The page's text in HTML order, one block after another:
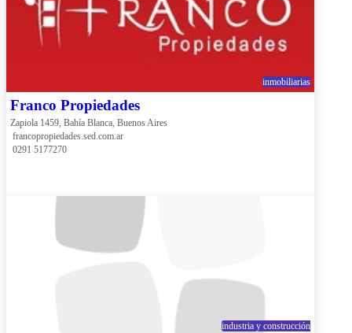
inmobiliarias
Franco Propiedades
Zapiola 1459, Bahía Blanca, Buenos Aires
francopropiedades.sed.com.ar
0291 5177270
industria y construcción